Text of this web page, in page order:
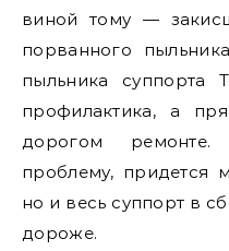
виной тому —
порванного
пыльника суппорта
профилактика, а
дорогом
проблему, придется
но и весь суппорт в
дороже.